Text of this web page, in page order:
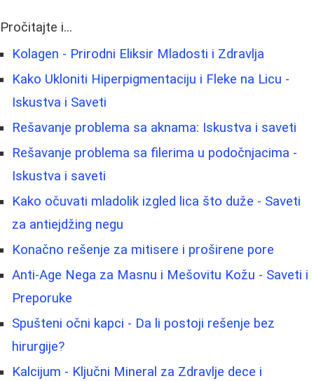
Pročitajte i...
Kolagen - Prirodni Eliksir Mladosti i Zdravlja
Kako Ukloniti Hiperpigmentaciju i Fleke na Licu -
Iskustva i Saveti
Rešavanje problema sa aknama: Iskustva i saveti
Rešavanje problema sa filerima u podočnjacima -
Iskustva i saveti
Kako očuvati mladolik izgled lica što duže - Saveti
za antiejdžing negu
Konačno rešenje za mitisere i proširene pore
Anti-Age Nega za Masnu i Mešovitu Kožu - Saveti i
Preporuke
Spušteni očni kapci - Da li postoji rešenje bez
hirurgije?
Kalcijum - Ključni Mineral za Zdravlje dece i